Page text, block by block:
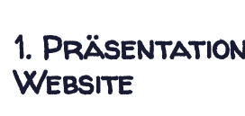
1.
Website